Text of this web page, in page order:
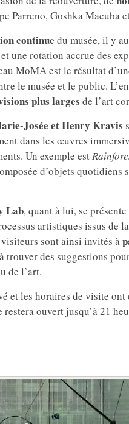
Parreno, Goshka Macuba
continue du musée, il y
une rotation accrue des
MoMA est le résultat
le musée et le public.
plus larges de l’art
Josée et Henry Kravis
dans les œuvres
Un exemple est
d’objets quotidiens
Lab, quant à lui, se
artistiques issus de
sont ainsi invités à
trouver des suggestions
de l’art.
et les horaires de visite
ouvert jusqu’à 21